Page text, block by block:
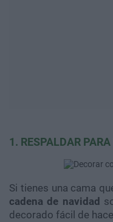
1. RESPALDAR
Si tienes una cama
cadena de navidad
decorado fácil de